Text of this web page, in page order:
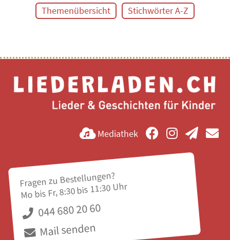
Themenübersicht Stichwörter A-Z
Mediathek
Fragen zu Bestellungen?
Mo bis Fr, 8:30 bis 11:30 Uhr
044 680 20 60
Mail senden